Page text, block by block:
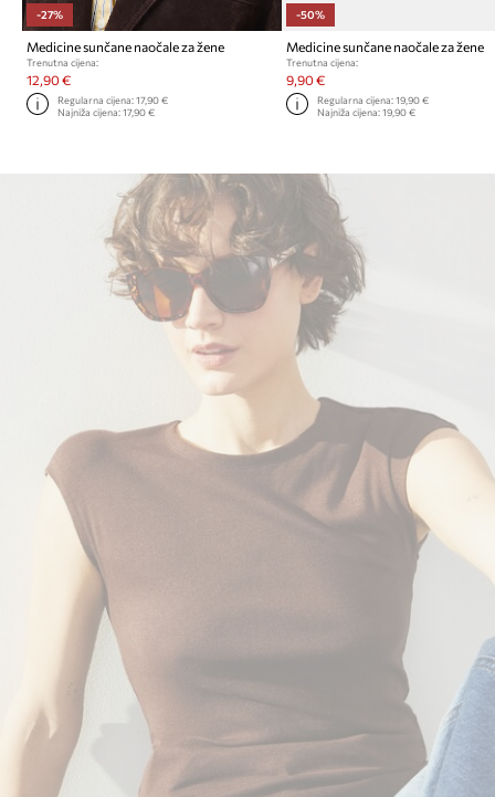
-27%
Medicine sunčane naočale za žene
Trenutna cijena:
12,90 €
Regularna cijena:17,90 €
Najniža cijena:17,90 €
-50%
Medicine sunčane naočale za žene
Trenutna cijena:
9,90 €
Regularna cijena: 19,90 €
Najniža cijena: 19,90 €